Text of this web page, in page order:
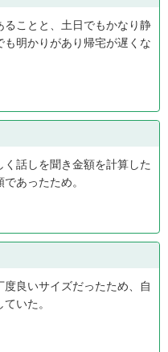
ことと、土日でもかなり静
明かりがあり帰宅が遅くな
話しを聞き金額を計算した
あったため。
良いサイズだったため、自
いた。